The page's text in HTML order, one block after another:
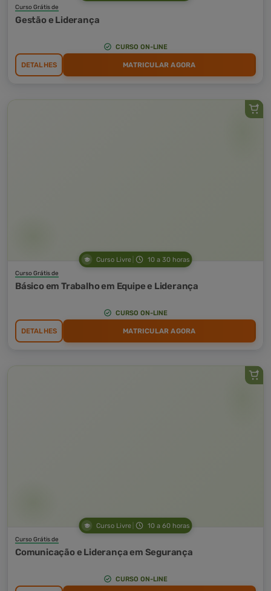
Curso Grátis de
Gestão e Liderança
CURSO ON-LINE
DETALHES MATRICULAR AGORA
Curso Livre 10 a 30 horas
Curso Grátis de
Básico em Trabalho em Equipe e Liderança
CURSO ON-LINE
DETALHES MATRICULAR AGORA
Curso Livre 10 a 60 horas
Curso Grátis de
Comunicação e Liderança em Segurança
CURSO ON-LINE